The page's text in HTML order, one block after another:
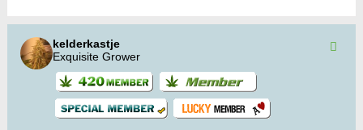
kelderkastje
Exquisite Grower